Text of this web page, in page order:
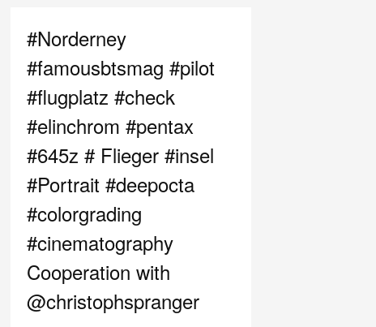
#Norderney
#famousbtsmag #pilot
#flugplatz #check
#elinchrom #pentax
#645z # Flieger #insel
#Portrait #deepocta
#colorgrading
#cinematography
Cooperation with
@christophspranger